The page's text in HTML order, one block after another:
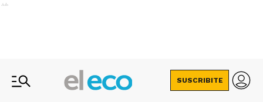
Ads
SUSCRIBITE